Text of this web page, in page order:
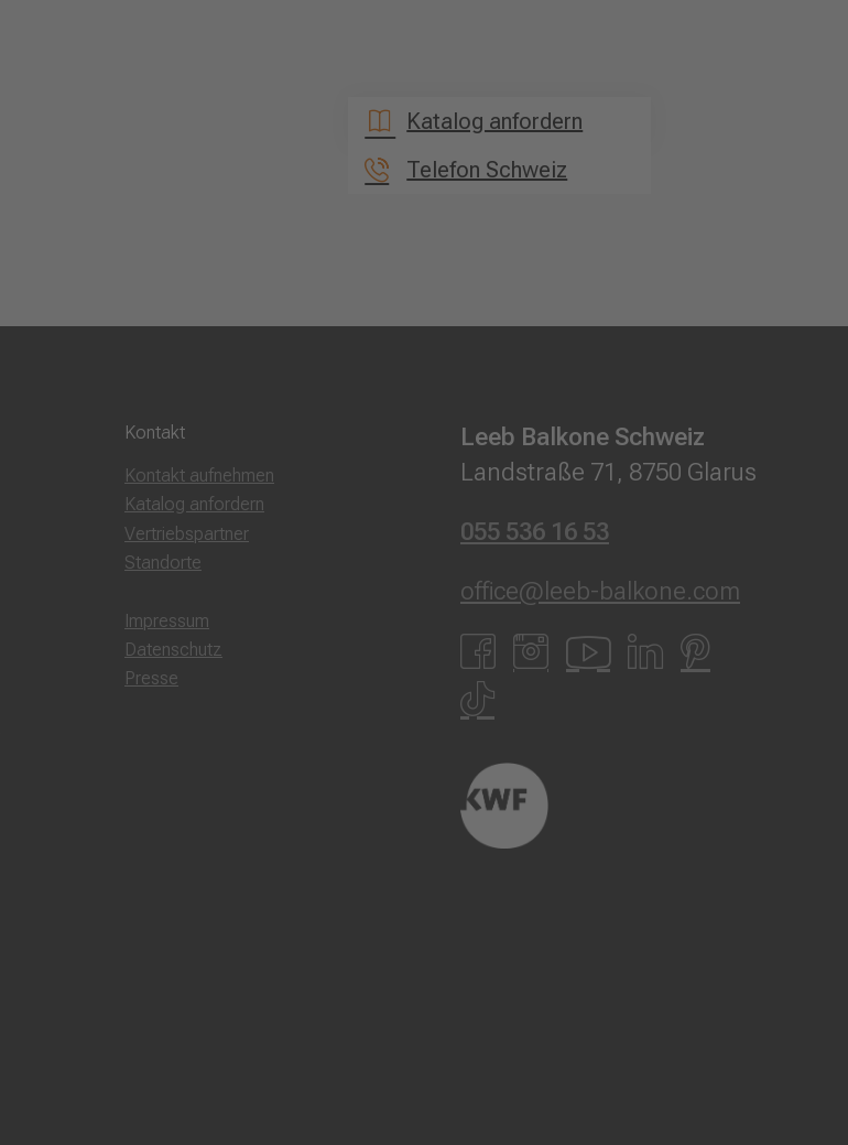
Katalog anfordern
Telefon Schweiz
Kontakt
Kontakt aufnehmen
Katalog anfordern
Vertriebspartner
Standorte
Impressum
Datenschutz
Presse
Leeb Balkone Schweiz
Landstraße 71, 8750 Glarus
055 536 16 53
office@leeb-balkone.com